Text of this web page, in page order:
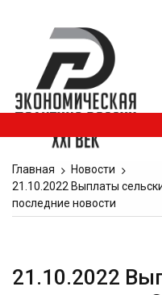
содержимому
Главная
Новости
21.10.2022 Выплаты
последние новости
21.10.2022